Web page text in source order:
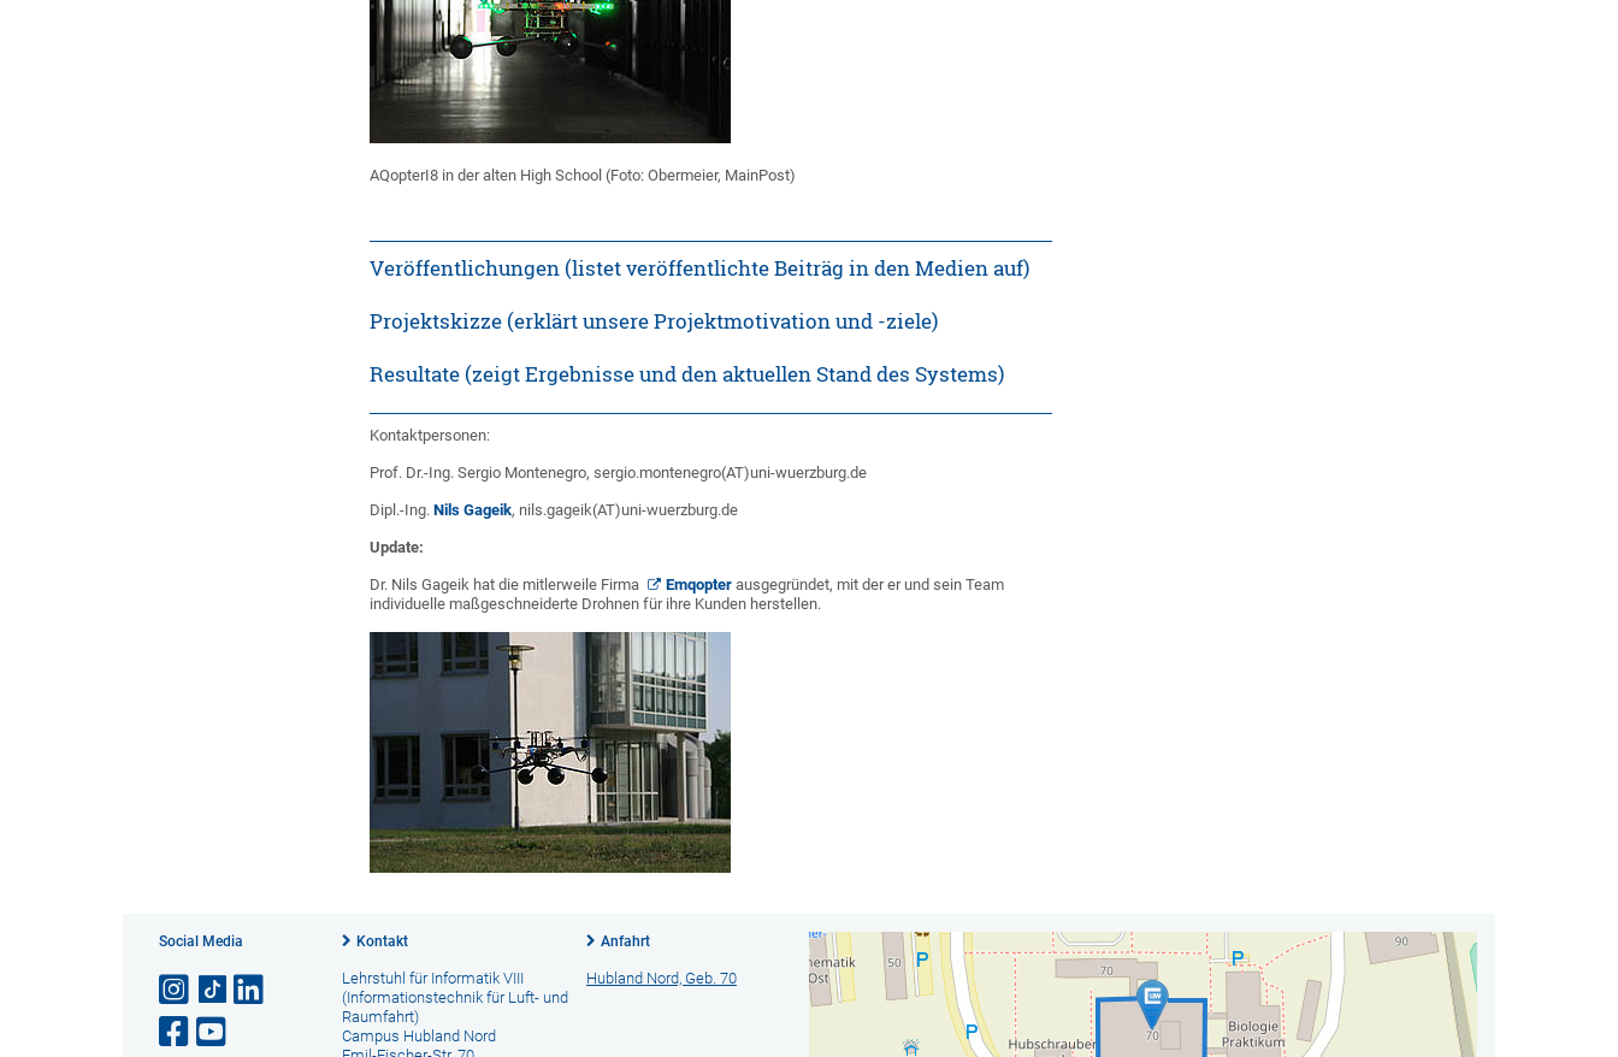
AQopterI8 in der alten High School (Foto: Obermeier, MainPost)
Veröffentlichungen (listet veröffentlichte Beiträg in den Medien auf)
Projektskizze (erklärt unsere Projektmotivation und -ziele)
Resultate (zeigt Ergebnisse und den aktuellen Stand des Systems)
Kontaktpersonen:
Prof. Dr.-Ing. Sergio Montenegro, sergio.montenegro(AT)uni-wuerzburg.de
Dipl.-Ing.Nils Gageik, nils.gageik(AT)uni-wuerzburg.de
Update:
Dr. Nils Gageik hat die mitlerweile Firma Emqopterausgegründet, mit der er und sein Team
individuelle maßgeschneiderte Drohnen für ihre Kunden herstellen.
Social Media Kontakt
Lehrstuhl für Informatik VIII
(Informationstechnik für Luft- und
Raumfahrt)
Campus Hubland Nord
Anfahrt
Hubland Nord, Geb. 70